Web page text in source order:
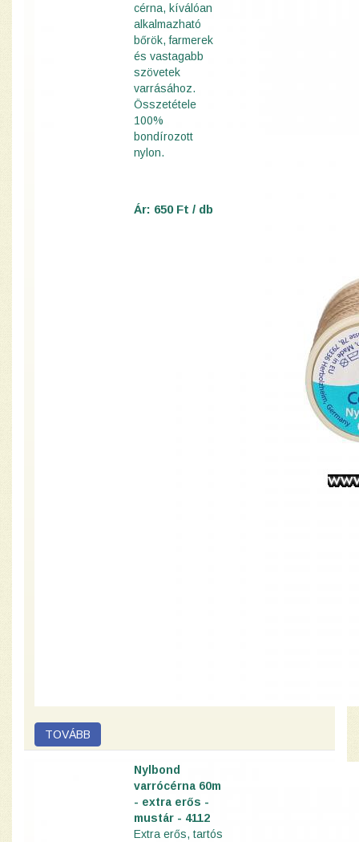
cérna, kíválóan
alkalmazható
bőrök, farmerek
és vastagabb
szövetek
varrásához.
Összetétele
100%
bondírozott
nylon.
Ár: 650 Ft / db
Nylbond
varrócérna 60m
- extra erős -
mustár - 4112
Extra erős, tartós